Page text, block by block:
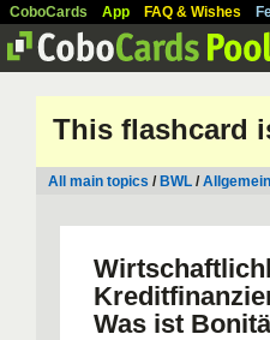
CoboCards App FAQ & Wishes
This flashcard
All main topics / BWL /
Was ist